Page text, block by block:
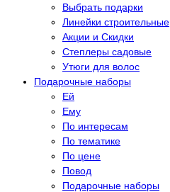
Выбрать подарки
Линейки строительные
Акции и Скидки
Степлеры садовые
Утюги для волос
Подарочные наборы
Eй
Eму
По интересам
По тематике
По цене
Повод
Подарочные наборы